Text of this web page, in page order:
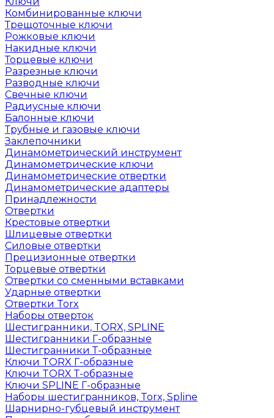
Комбинированные ключи
Трещоточные ключи
Рожковые ключи
Накидные ключи
Торцевые ключи
Разрезные ключи
Разводные ключи
Свечные ключи
Радиусные ключи
Балонные ключи
Трубные и газовые ключи
Заклепочники
Динамометрический инструмент
Динамометрические ключи
Динамометрические отвертки
Динамометрические адаптеры
Принадлежности
Отвертки
Крестовые отвертки
Шлицевые отвертки
Силовые отвертки
Прецизионные отвертки
Торцевые отвертки
Отвертки со сменными вставками
Ударные отвертки
Отвертки Torx
Наборы отверток
Шестигранники, TORX, SPLINE
Шестигранники Г-образные
Шестигранники Т-образные
Ключи TORX Г-образные
Ключи TORX Т-образные
Ключи SPLINE Г-образные
Наборы шестигранников, Torx, Spline
Шарнирно-губцевый инструмент